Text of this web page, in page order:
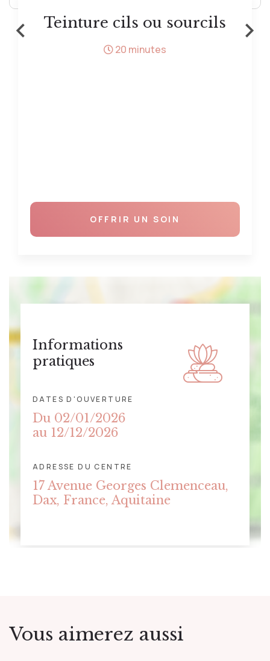
Teinture cils ou sourcils
20 minutes
OFFRIR UN SOIN
‹ ›
CARTE
Informations
pratiques
DATES D'OUVERTURE
Du 02/01/2026
au 12/12/2026
ADRESSE DU CENTRE
17 Avenue Georges Clemenceau,
Dax, France, Aquitaine
Vous aimerez aussi